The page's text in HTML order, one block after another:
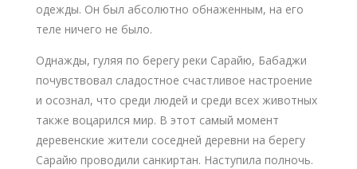
одежды. Он был абсолютно обнаженным, на его
теле ничего не было.
Однажды, гуляя по берегу реки Сарайю, Бабаджи
почувствовал сладостное счастливое настроение
и осознал, что среди людей и среди всех животных
также воцарился мир. В этот самый момент
деревенские жители соседней деревни на берегу
Сарайю проводили санкиртан. Наступила полночь.